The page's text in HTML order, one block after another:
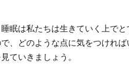
眠は私たちは生きていく上でと
、どのような点に気をつけれ
ていきましょう。